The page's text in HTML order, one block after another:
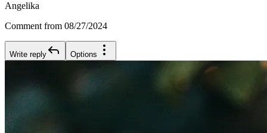
Angelika
Comment from 08/27/2024
Write reply Options